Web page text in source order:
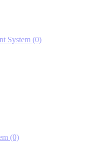
System (0)
(0)